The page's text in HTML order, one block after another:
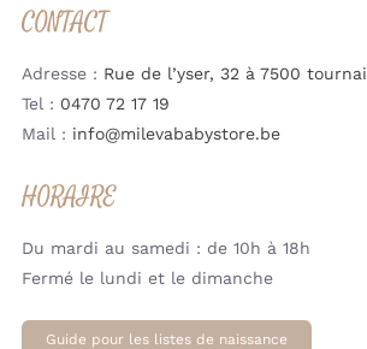
CONTACT
Adresse : Rue de l’yser, 32 à 7500 tournai
Tel : 0470 72 17 19
Mail : info@milevababystore.be
HORAIRE
Du mardi au samedi : de 10h à 18h
Fermé le lundi et le dimanche
Guide pour les listes de naissance